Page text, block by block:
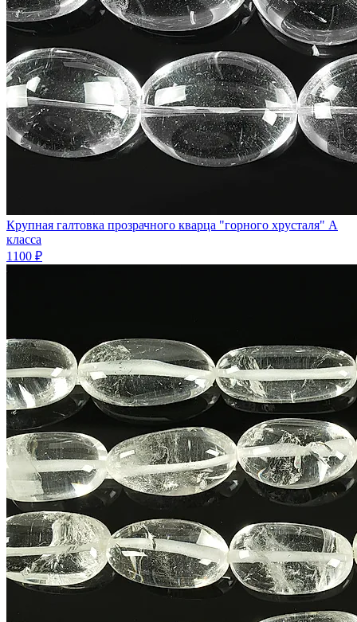
Крупная галтовка прозрачного кварца "горного хрусталя" А
класса
1100 ₽